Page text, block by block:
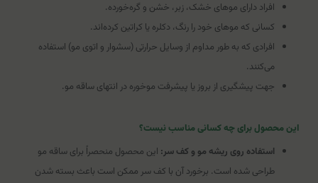
افراد دارای موهای خشک، زبر، خشن و گره‌خورده.
کسانی که موهای خود را رنگ، دکلره یا کراتین کرده‌اند.
افرادی که به طور مداوم از وسایل حرارتی (سشوار و اتوی مو) استفاده
می‌کنند.
جهت پیشگیری از بروز یا پیشرفت موخوره در انتهای ساقه مو.
این محصول برای چه کسانی مناسب نیست؟
استفاده روی ریشه مو و کف سر: این محصول منحصراً برای ساقه مو
طراحی شده است. برخورد آن با کف سر ممکن است باعث بسته شدن